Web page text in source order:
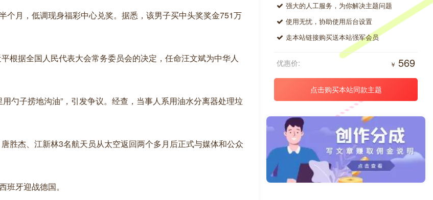
月，低调现身福彩中心兑奖。据悉，该男子买中头奖奖金751万
根据全国人民代表大会常务委员会的决定，任命汪文斌为中华人
勺子捞地沟油”，引发争议。经查，当事人系用油水分离器处理垃
胜杰、江新林3名航天员从太空返回两个多月后正式与媒体和公众
牙迎战德国。
强大的人工服务，为你解决主题问题
使用无忧，协助使用后台设置
走本站链接购买送本站强军会员
￥ 569
优惠价:
点击购买本站同款主题